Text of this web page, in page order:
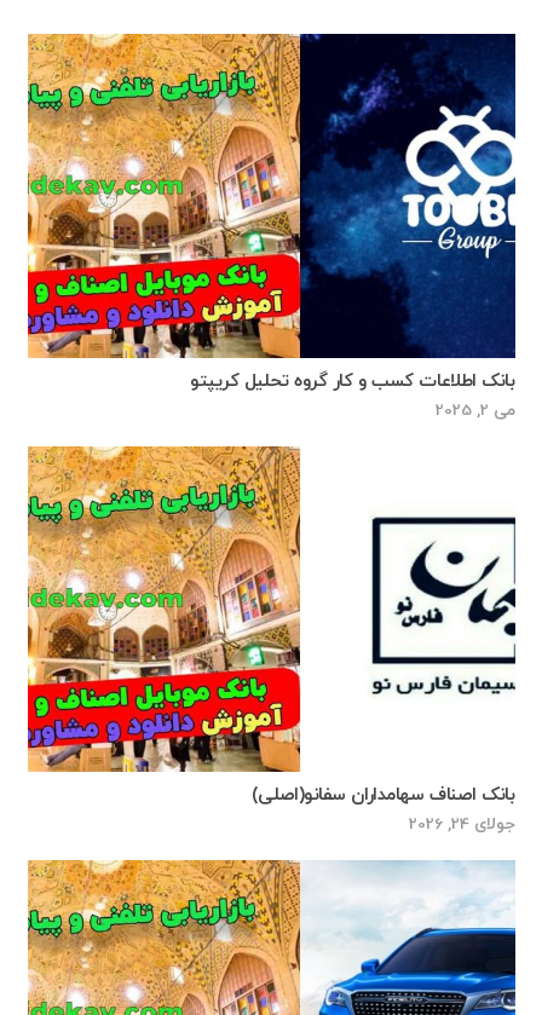
بانک اطلاعات کسب و کار گروه تحلیل کریپتو
می 2, 2025
بانک اصناف سهامداران سفانو(اصلی)
جولای 24, 2026